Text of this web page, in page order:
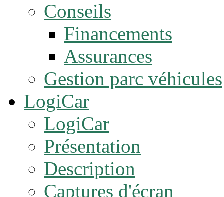
Conseils
Financements
Assurances
Gestion parc véhicules
LogiCar
LogiCar
Présentation
Description
Captures d'écran